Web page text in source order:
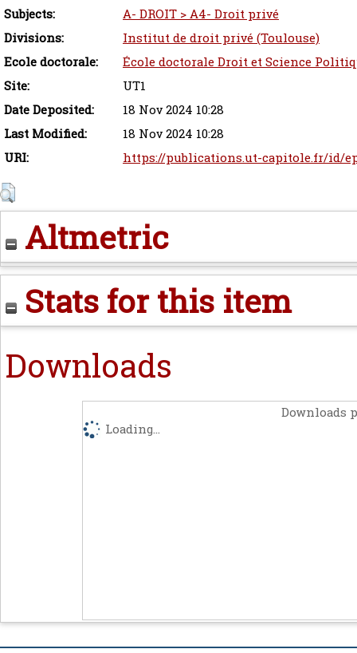
Subjects:
A- DROIT > A4- Droit privé
Divisions:
Institut de droit privé (Toulouse)
Ecole doctorale:
École doctorale Droit et Science
Site:
UT1
Date Deposited:
18 Nov 2024 10:28
Last Modified:
18 Nov 2024 10:28
URI:
https://publications.ut-capitole.fr/id/
Altmetric
Stats for this item
Downloads
Downloads
Loading...